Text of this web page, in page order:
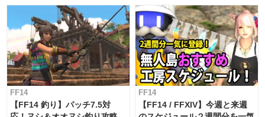
FF14
【FF14 釣り】パッチ7.5対
FF14
【FF14 / FFXIV】今週と来週